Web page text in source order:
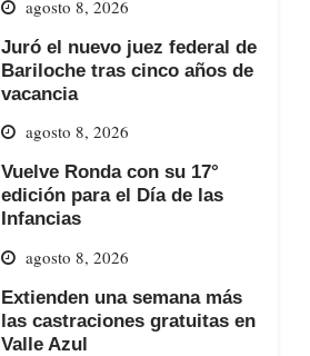
agosto 8, 2026
Juró el nuevo juez federal de
Bariloche tras cinco años de
vacancia
agosto 8, 2026
Vuelve Ronda con su 17°
edición para el Día de las
Infancias
agosto 8, 2026
Extienden una semana más
las castraciones gratuitas en
Valle Azul